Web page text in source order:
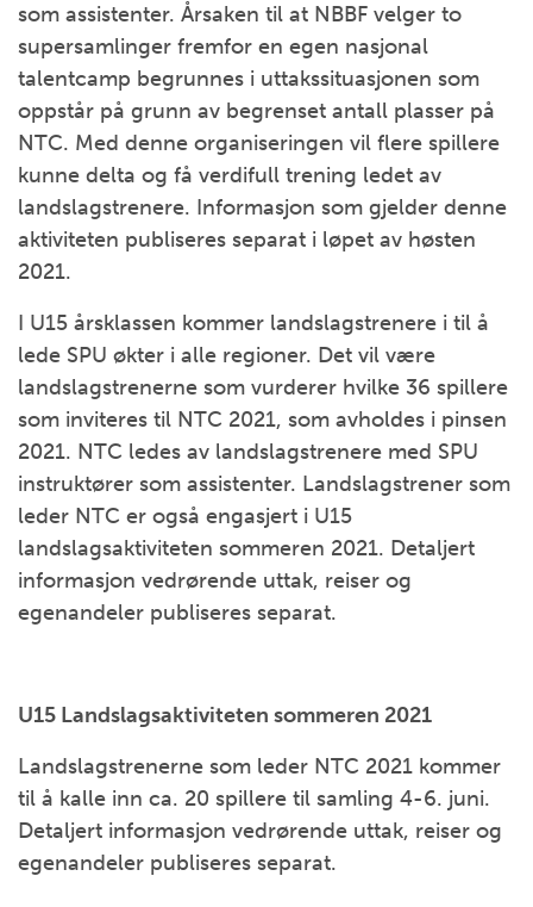
som assistenter. Årsaken til at NBBF velger to
supersamlinger fremfor en egen nasjonal
talentcamp begrunnes i uttakssituasjonen som
oppstår på grunn av begrenset antall plasser på
NTC. Med denne organiseringen vil flere spillere
kunne delta og få verdifull trening ledet av
landslagstrenere. Informasjon som gjelder denne
aktiviteten publiseres separat i løpet av høsten
2021.
I U15 årsklassen kommer landslagstrenere i til å
lede SPU økter i alle regioner. Det vil være
landslagstrenerne som vurderer hvilke 36 spillere
som inviteres til NTC 2021, som avholdes i pinsen
2021. NTC ledes av landslagstrenere med SPU
instruktører som assistenter. Landslagstrener som
leder NTC er også engasjert i U15
landslagsaktiviteten sommeren 2021. Detaljert
informasjon vedrørende uttak, reiser og
egenandeler publiseres separat.
U15 Landslagsaktiviteten sommeren 2021
Landslagstrenerne som leder NTC 2021 kommer
til å kalle inn ca. 20 spillere til samling 4-6. juni.
Detaljert informasjon vedrørende uttak, reiser og
egenandeler publiseres separat.